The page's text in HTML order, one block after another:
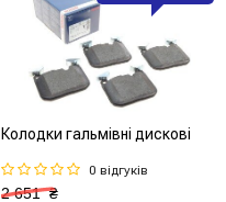
Колодки гальмівні дискові
0 відгуків
2 651₴